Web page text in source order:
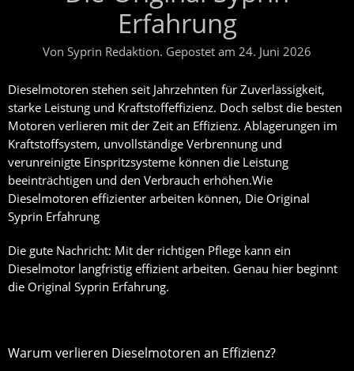
Erfahrung
Von Syprin Redaktion. Gepostet am 24. Juni 2026
Dieselmotoren stehen seit Jahrzehnten für Zuverlässigkeit,
starke Leistung und Kraftstoffeffizienz. Doch selbst die besten
Motoren verlieren mit der Zeit an Effizienz. Ablagerungen im
Kraftstoffsystem, unvollständige Verbrennung und
verunreinigte Einspritzsysteme können die Leistung
beeinträchtigen und den Verbrauch erhöhen.Wie
Dieselmotoren effizienter arbeiten können, Die Original
Syprin Erfahrung
Die gute Nachricht: Mit der richtigen Pflege kann ein
Dieselmotor langfristig effizient arbeiten. Genau hier beginnt
die Original Syprin Erfahrung.
Warum verlieren Dieselmotoren an Effizienz?